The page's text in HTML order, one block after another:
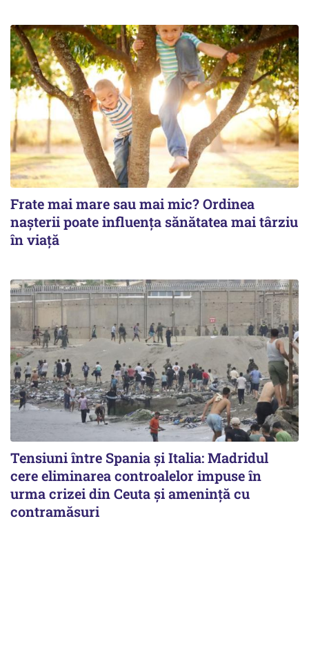
Frate mai mare sau mai mic? Ordinea
nașterii poate influența sănătatea mai târziu
în viață
Tensiuni între Spania și Italia: Madridul
cere eliminarea controalelor impuse în
urma crizei din Ceuta și amenință cu
contramăsuri